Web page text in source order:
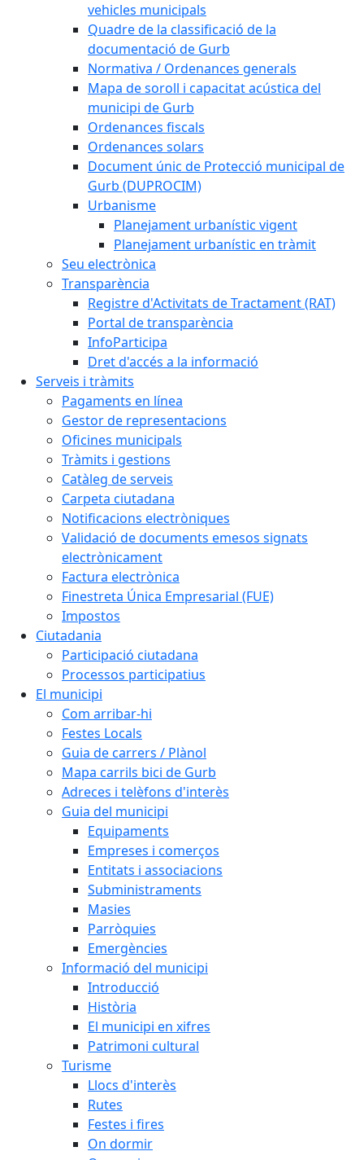
vehicles municipals
Quadre de la classificació de la
documentació de Gurb
Normativa / Ordenances generals
Mapa de soroll i capacitat acústica del
municipi de Gurb
Ordenances fiscals
Ordenances solars
Document únic de Protecció municipal de
Gurb (DUPROCIM)
Urbanisme
Planejament urbanístic vigent
Planejament urbanístic en tràmit
Seu electrònica
Transparència
Registre d'Activitats de Tractament (RAT)
Portal de transparència
InfoParticipa
Dret d'accés a la informació
Serveis i tràmits
Pagaments en línea
Gestor de representacions
Oficines municipals
Tràmits i gestions
Catàleg de serveis
Carpeta ciutadana
Notificacions electròniques
Validació de documents emesos signats
electrònicament
Factura electrònica
Finestreta Única Empresarial (FUE)
Impostos
Ciutadania
Participació ciutadana
Processos participatius
El municipi
Com arribar-hi
Festes Locals
Guia de carrers / Plànol
Mapa carrils bici de Gurb
Adreces i telèfons d'interès
Guia del municipi
Equipaments
Empreses i comerços
Entitats i associacions
Subministraments
Masies
Parròquies
Emergències
Informació del municipi
Introducció
Història
El municipi en xifres
Patrimoni cultural
Turisme
Llocs d'interès
Rutes
Festes i fires
On dormir